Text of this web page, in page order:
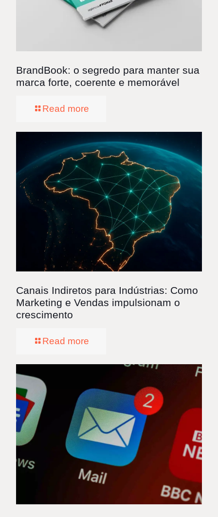
BrandBook: o segredo para manter sua
marca forte, coerente e memorável
Read more
Canais Indiretos para Indústrias: Como
Marketing e Vendas impulsionam o
crescimento
Read more